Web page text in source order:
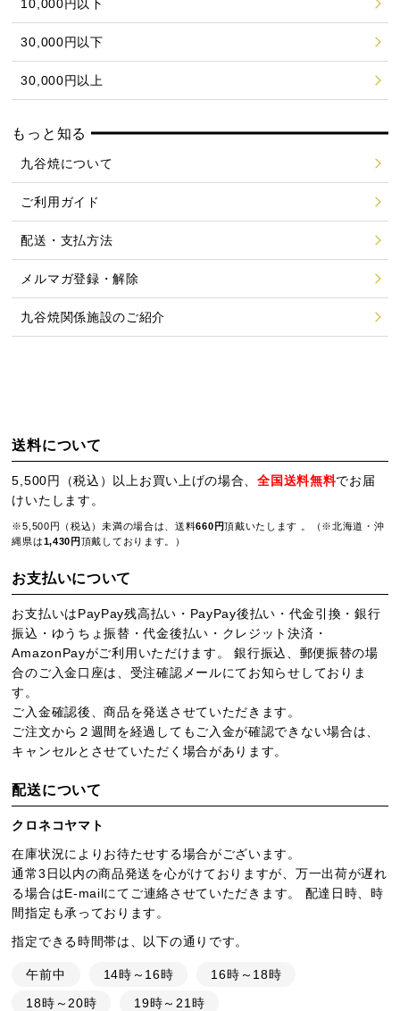
10,000円以下
30,000円以下
30,000円以上
もっと知る
九谷焼について
ご利用ガイド
配送・支払方法
メルマガ登録・解除
九谷焼関係施設のご紹介
送料について
5,500円（税込）以上お買い上げの場合、全国送料無料でお届
けいたします。
※5,500円（税込）未満の場合は、送料660円頂戴いたします 。（※北海道・沖
縄県は1,430円 頂戴しております。）
お支払いについて
お支払いはPayPay残高払い・PayPay後払い・代金引換・銀行
振込・ゆうちょ振替・代金後払い・クレジット決済・
AmazonPayがご利用いただけます。 銀行振込、郵便振替の場
合のご入金口座は、受注確認メールにてお知らせしておりま
す。
ご入金確認後、商品を発送させていただきます。
ご注文から２週間を経過してもご入金が確認できない場合は、
キャンセルとさせていただく場合があります。
配送について
クロネコヤマト
在庫状況によりお待たせする場合がございます。
通常3日以内の商品発送を心がけておりますが、万一出荷が遅れ
る場合はE-mailにてご連絡させていただきます。 配達日時、時
間指定も承っております。
指定できる時間帯は、以下の通りです。
午前中 14時～16時
16時～18時
18時～20時
19時～21時